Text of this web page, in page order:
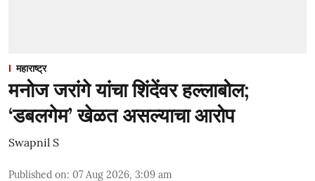
महाराष्ट्र
मनोज जरांगे यांचा शिंदेंवर हल्लाबोल;
‘डबलगेम’ खेळत असल्याचा आरोप
Swapnil S
Published on: 07 Aug 2026, 3:09 am